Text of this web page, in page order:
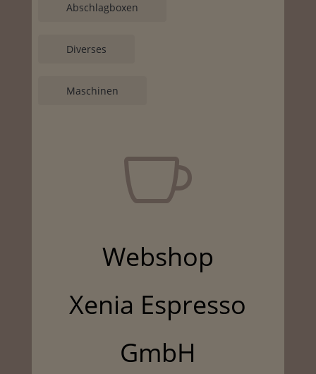
Abschlagboxen
Diverses
Maschinen

Webshop
Xenia Espresso
GmbH